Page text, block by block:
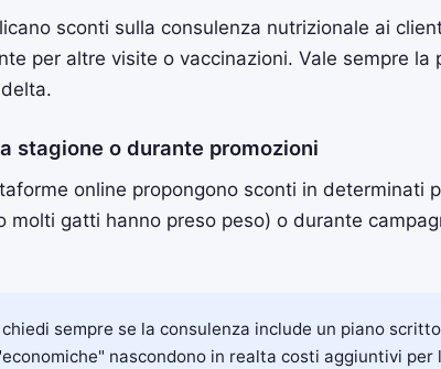
sconti sulla consulenza nutrizionale ai
per altre visite o vaccinazioni. Vale sempre la
stagione o durante promozioni
online propongono sconti in determinati
molti gatti hanno preso peso) o durante
sempre se la consulenza include un piano
nascondono in realta costi aggiuntivi per